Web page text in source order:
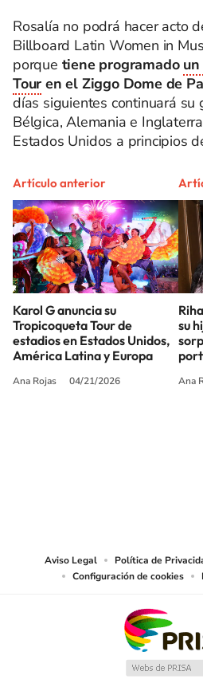
Rosalía no podrá hacer acto
Billboard Latin Women in
porque tiene programado
Tour en el Ziggo Dome de
días siguientes continuará su
Bélgica, Alemania e
Estados Unidos a principios
Artículo anterior
Karol G anuncia su
Tropicoqueta Tour de
estadios en Estados Unidos,
América Latina y Europa
Ana Rojas 04/21/2026
su
Ana
Aviso Legal Política de
Configuración de cookies